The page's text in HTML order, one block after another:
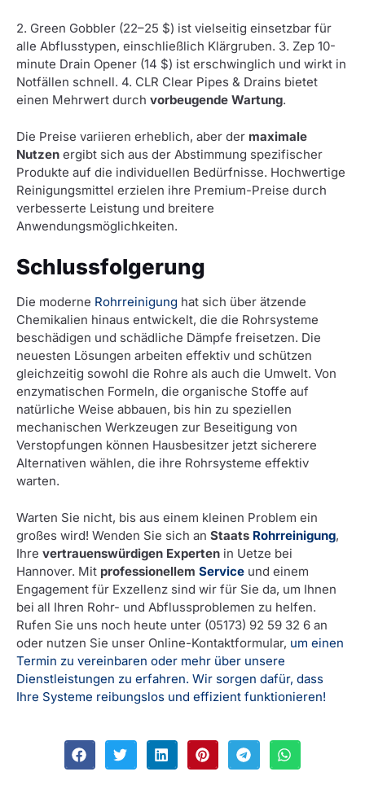
2. Green Gobbler (22–25 $) ist vielseitig einsetzbar für
alle Abflusstypen, einschließlich Klärgruben. 3. Zep 10-
minute Drain Opener (14 $) ist erschwinglich und wirkt in
Notfällen schnell. 4. CLR Clear Pipes & Drains bietet
einen Mehrwert durch vorbeugende Wartung.
Die Preise variieren erheblich, aber der maximale
Nutzen ergibt sich aus der Abstimmung spezifischer
Produkte auf die individuellen Bedürfnisse. Hochwertige
Reinigungsmittel erzielen ihre Premium-Preise durch
verbesserte Leistung und breitere
Anwendungsmöglichkeiten.
Schlussfolgerung
Die moderne Rohrreinigung hat sich über ätzende
Chemikalien hinaus entwickelt, die die Rohrsysteme
beschädigen und schädliche Dämpfe freisetzen. Die
neuesten Lösungen arbeiten effektiv und schützen
gleichzeitig sowohl die Rohre als auch die Umwelt. Von
enzymatischen Formeln, die organische Stoffe auf
natürliche Weise abbauen, bis hin zu speziellen
mechanischen Werkzeugen zur Beseitigung von
Verstopfungen können Hausbesitzer jetzt sicherere
Alternativen wählen, die ihre Rohrsysteme effektiv
warten.
Warten Sie nicht, bis aus einem kleinen Problem ein
großes wird! Wenden Sie sich an Staats Rohrreinigung,
Ihre vertrauenswürdigen Experten in Uetze bei
Hannover. Mit professionellem Service und einem
Engagement für Exzellenz sind wir für Sie da, um Ihnen
bei all Ihren Rohr- und Abflussproblemen zu helfen.
Rufen Sie uns noch heute unter (05173) 92 59 32 6 an
oder nutzen Sie unser Online-Kontaktformular, um einen
Termin zu vereinbaren oder mehr über unsere
Dienstleistungen zu erfahren. Wir sorgen dafür, dass
Ihre Systeme reibungslos und effizient funktionieren!